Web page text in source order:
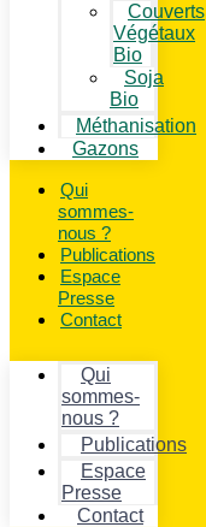
Couverts
Végétaux
Bio
Soja
Bio
Méthanisation
Gazons
Qui
sommes-
nous ?
Publications
Espace
Presse
Contact
Qui
sommes-
nous ?
Publications
Espace
Presse
Contact